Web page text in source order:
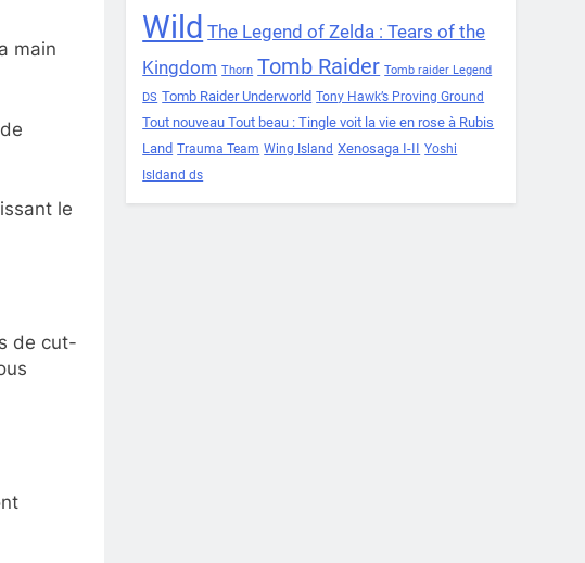
main
le
de cut-
Wild The Legend of Zelda : Tears of the
Kingdom Thorn Tomb Raider Tomb raider Legend
DS Tomb Raider Underworld Tony Hawk’s Proving Ground
Tout nouveau Tout beau : Tingle voit la vie en rose à Rubis
Land Trauma Team Wing Island Xenosaga I-II Yoshi
Isldand ds